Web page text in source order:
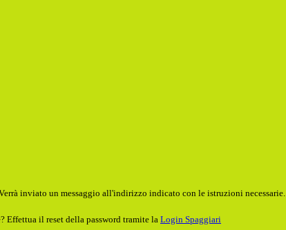
inviato un messaggio all'indirizzo indicato con le istruzioni necessarie.
Effettua il reset della password tramite la Login Spaggiari